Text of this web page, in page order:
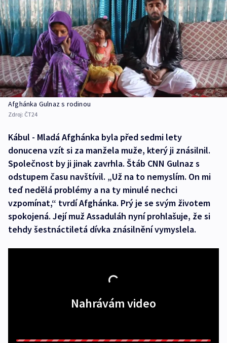
Afghánka Gulnaz s rodinou
Zdroj: ČT24
Kábul - Mladá Afghánka byla před sedmi lety
donucena vzít si za manžela muže, který ji znásilnil.
Společnost by ji jinak zavrhla. Štáb CNN Gulnaz s
odstupem času navštívil. „Už na to nemyslím. On mi
teď nedělá problémy a na ty minulé nechci
vzpomínat,“ tvrdí Afghánka. Prý je se svým životem
spokojená. Její muž Assaduláh nyní prohlašuje, že si
tehdy šestnáctiletá dívka znásilnění vymyslela.
Nahrávám video